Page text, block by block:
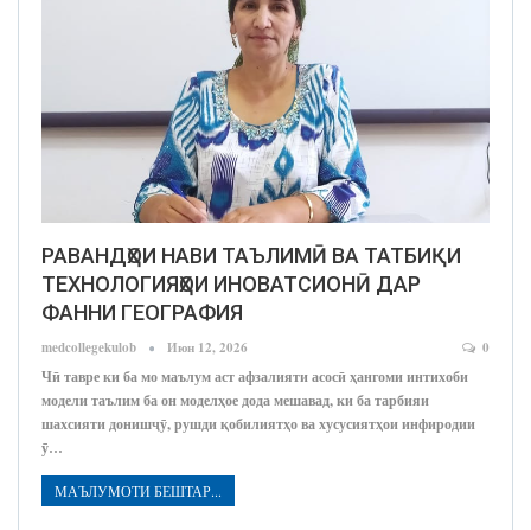
РАВАНДҲОИ НАВИ ТАЪЛИМӢ ВА ТАТБИҚИ
ТЕХНОЛОГИЯҲОИ ИНОВАТСИОНӢ ДАР
ФАННИ ГЕОГРАФИЯ
medcollegekulob Июн 12, 2026 0
Чӣ тавре ки ба мо маълум аст афзалияти асосӣ ҳангоми интихоби
модели таълим ба он моделҳое дода мешавад, ки ба тарбияи
шахсияти донишҷӯ, рушди қобилиятҳо ва хусусиятҳои инфиродии
ӯ…
МАЪЛУМОТИ БЕШТАР...